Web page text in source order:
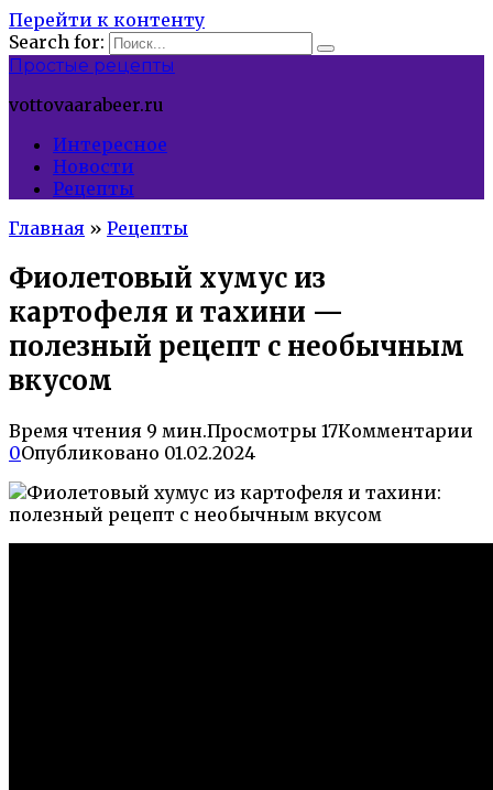
Перейти к контенту
Search for:
Простые рецепты
vottovaarabeer.ru
Интересное
Новости
Рецепты
Главная » Рецепты
Фиолетовый хумус из
картофеля и тахини —
полезный рецепт с необычным
вкусом
Время чтения 9 мин.Просмотры 17Комментарии
0Опубликовано 01.02.2024